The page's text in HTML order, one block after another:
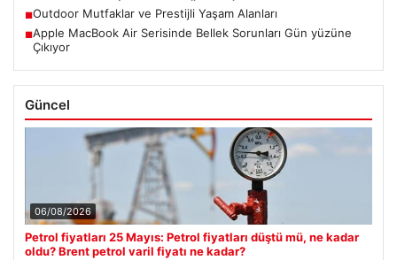
■Outdoor Mutfaklar ve Prestijli Yaşam Alanları
■Apple MacBook Air Serisinde Bellek Sorunları Gün yüzüne
Çıkıyor
Güncel
06/08/2026
Petrol fiyatları 25 Mayıs: Petrol fiyatları düştü mü, ne kadar
oldu? Brent petrol varil fiyatı ne kadar?